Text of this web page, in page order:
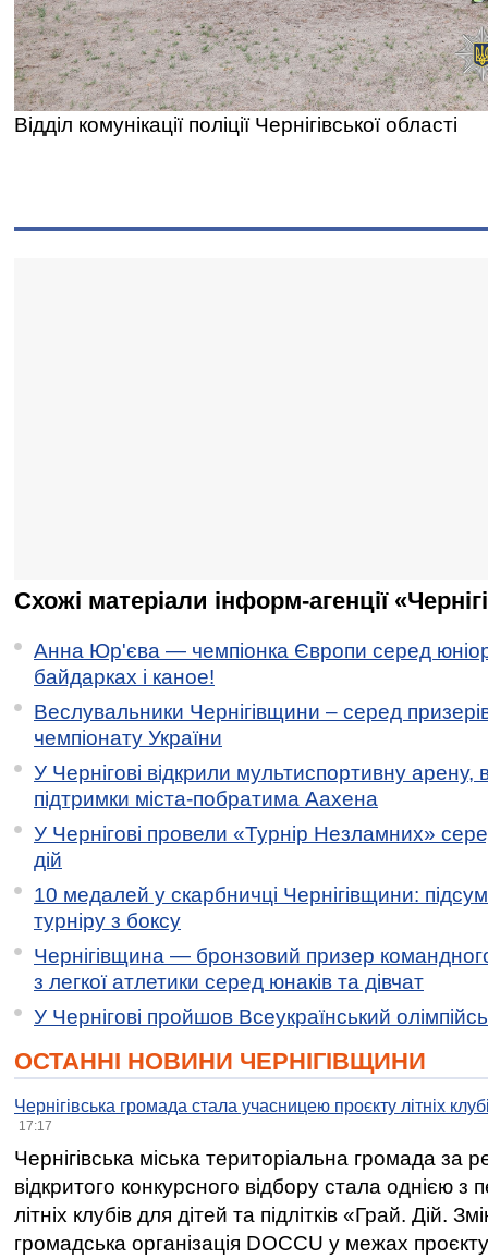
Відділ комунікації поліції Чернігівської області
Схожі матеріали інформ-агенції
Анна Юр'єва — чемпіонка Європи серед
байдарках і каное!
Веслувальники Чернігівщини – серед
чемпіонату України
У Чернігові відкрили мультиспортивну арену,
підтримки міста-побратима Аахена
У Чернігові провели «Турнір Незламних»
дій
10 медалей у скарбничці Чернігівщини:
турніру з боксу
Чернігівщина — бронзовий призер
з легкої атлетики серед юнаків та дівчат
У Чернігові пройшов Всеукраїнський
ОСТАННІ НОВИНИ ЧЕРНІГІВЩИНИ
Чернігівська громада стала учасницею проєкту літніх
17:17
Чернігівська міська територіальна громада за
відкритого конкурсного відбору стала однією
літніх клубів для дітей та підлітків «Грай. Дій.
громадська організація DOCCU у межах